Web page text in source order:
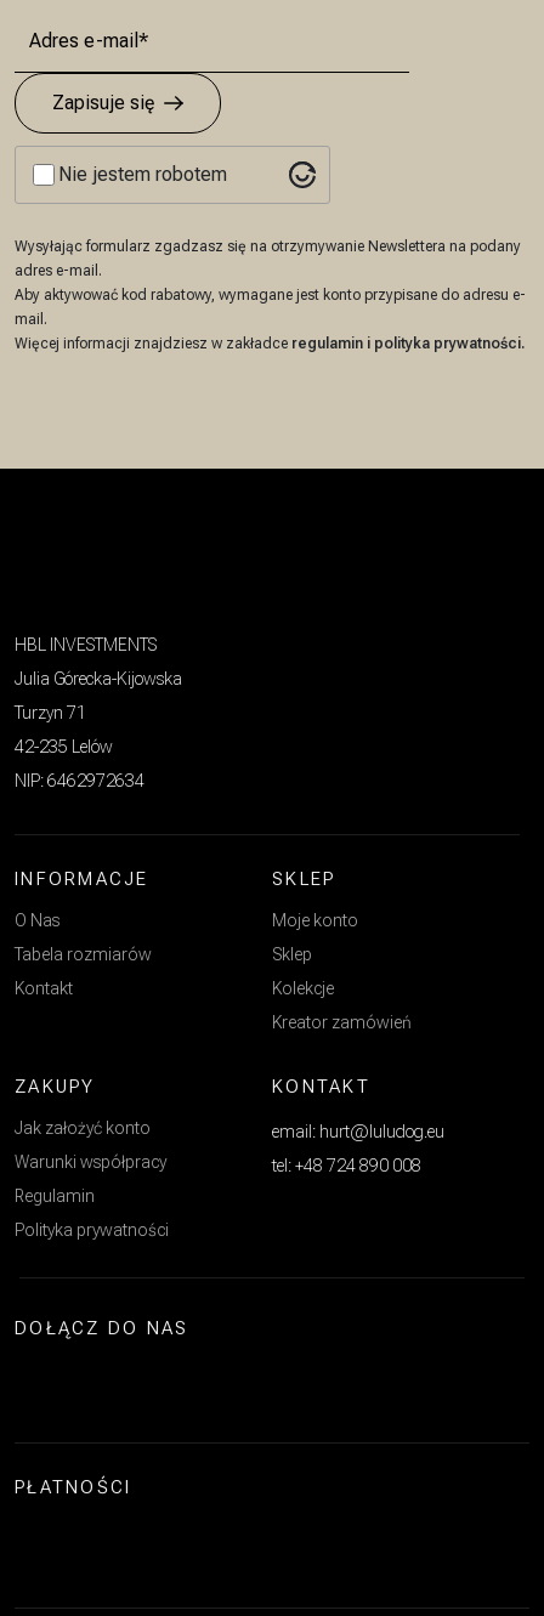
Zapisuje się
Nie jestem robotem
Wysyłając formularz zgadzasz się na otrzymywanie Newslettera na podany
adres e-mail.
Aby aktywować kod rabatowy, wymagane jest konto przypisane do adresu e-
mail.
Więcej informacji znajdziesz w zakładce regulamin i polityka prywatności.
HBL INVESTMENTS
Julia Górecka-Kijowska
Turzyn 71
42-235 Lelów
NIP: 6462972634
INFORMACJE
O Nas
Tabela rozmiarów
Kontakt
SKLEP
Moje konto
Sklep
Kolekcje
Kreator zamówień
ZAKUPY
Jak założyć konto
Warunki współpracy
Regulamin
Polityka prywatności
KONTAKT
email: hurt@luludog.eu
tel: +48 724 890 008
DOŁĄCZ DO NAS
PŁATNOŚCI